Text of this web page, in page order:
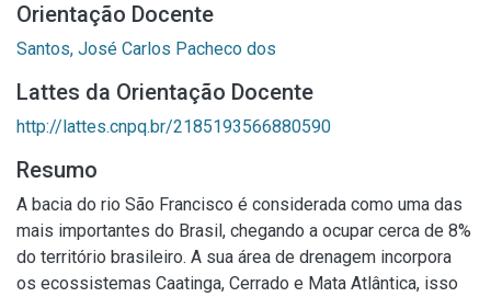
Orientação Docente
Santos, José Carlos Pacheco dos
Lattes da Orientação Docente
http://lattes.cnpq.br/2185193566880590
Resumo
A bacia do rio São Francisco é considerada como uma das
mais importantes do Brasil, chegando a ocupar cerca de 8%
do território brasileiro. A sua área de drenagem incorpora
os ecossistemas Caatinga, Cerrado e Mata Atlântica, isso